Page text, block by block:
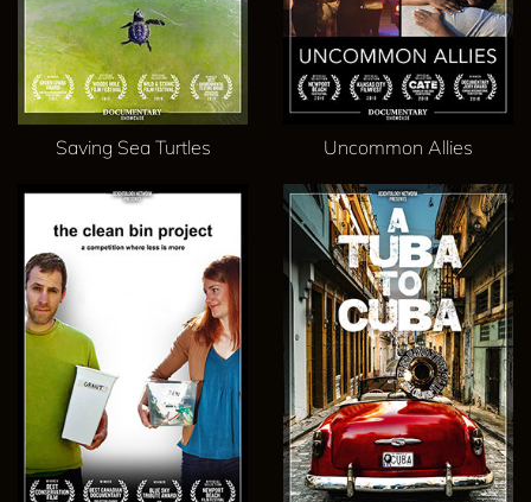
Saving Sea Turtles Uncommon Allies